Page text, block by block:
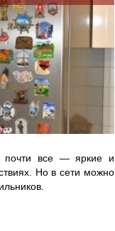
почти все — яркие и
Но в сети можно